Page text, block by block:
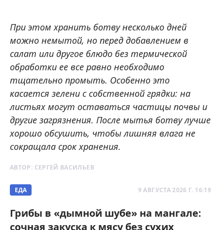
При этом хранить ботву несколько дней
можно немытой, но перед добавлением в
салат или другое блюдо без термической
обработки ее все равно необходимо
тщательно промыть. Особенно это
касается зелени с собственной грядки: на
листьях могут оставаться частицы почвы и
другие загрязнения. После мытья ботву лучше
хорошо обсушить, чтобы лишняя влага не
сокращала срок хранения.
АВТОР: СЕРГЕЙ ВАСИЛЬЕВ
ЕДА 9 АВГУСТА 2026 Г. 16:19
Грибы в «дымной шубе» на мангале:
сочная закуска к мясу без сухих